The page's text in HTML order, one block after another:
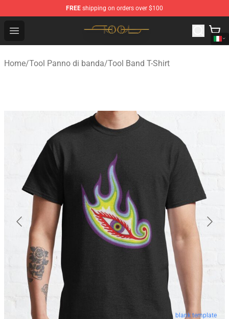
FREE shipping on orders over $100
Open menu
Tool Store - Official Tool Merchandise Shop
Home/Tool Panno di banda/Tool Band T-Shirt
blank template